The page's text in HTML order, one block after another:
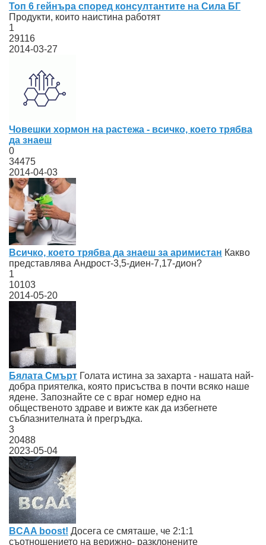
Топ 6 гейнъра според консултантите на Сила БГ
Продукти, които наистина работят
1
29116
2014-03-27
Човешки хормон на растежа - всичко, което трябва
да знаеш
0
34475
2014-04-03
Всичко, което трябва да знаеш за аримистан Какво
представлява Андрост-3,5-диен-7,17-дион?
1
10103
2014-05-20
Бялата Смърт Голата истина за захарта - нашата най-
добра приятелка, която присъства в почти всяко наше
ядене. Запознайте се с враг номер едно на
общественото здраве и вижте как да избегнете
съблазнителната ѝ прегръдка.
3
20488
2023-05-04
BCAA boost! Досега се смяташе, че 2:1:1
съотношението на верижно- разклонените